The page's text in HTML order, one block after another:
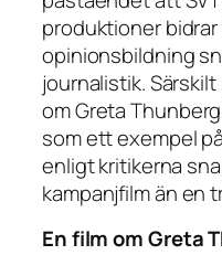
produktioner
opinionsbildning
journalistik.
om Greta
som ett exempel
enligt kritikerna
kampanjfilm än en
En film om Greta